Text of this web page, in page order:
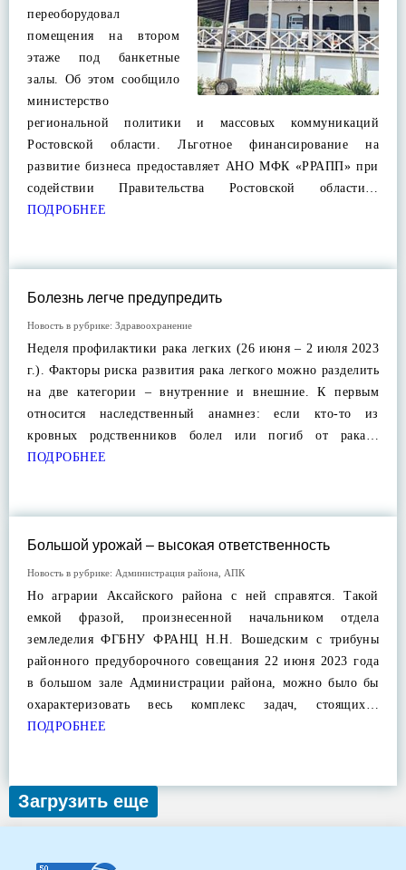
переоборудовал
помещения на втором
этаже под банкетные
залы. Об этом сообщило
министерство
региональной политики и массовых коммуникаций
Ростовской области. Льготное финансирование на
развитие бизнеса предоставляет АНО МФК «РРАПП» при
содействии Правительства Ростовской области…
ПОДРОБНЕЕ
Болезнь легче предупредить
Новость в рубрике: Здравоохранение
Неделя профилактики рака легких (26 июня – 2 июля 2023
г.). Факторы риска развития рака легкого можно разделить
на две категории – внутренние и внешние. К первым
относится наследственный анамнез: если кто-то из
кровных родственников болел или погиб от рака…
ПОДРОБНЕЕ
Большой урожай – высокая ответственность
Новость в рубрике: Администрация района АПК
Но аграрии Аксайского района с ней справятся. Такой
емкой фразой, произнесенной начальником отдела
земледелия ФГБНУ ФРАНЦ Н.Н. Вошедским с трибуны
районного предуборочного совещания 22 июня 2023 года
в большом зале Администрации района, можно было бы
охарактеризовать весь комплекс задач, стоящих…
ПОДРОБНЕЕ
Загрузить еще